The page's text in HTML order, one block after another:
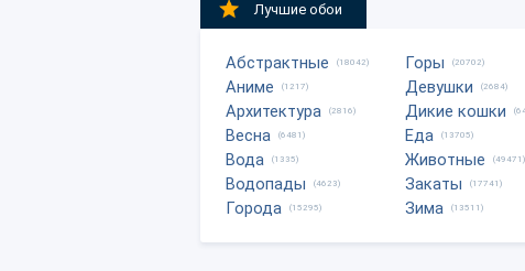
Лучшие обои
Абстрактные (18042)
Аниме (1217)
Архитектура (2816)
Весна (6481)
Вода (1335)
Водопады (4623)
Города (15295)
Горы (20702)
Девушки (2684)
Дикие кошки
Еда (13705)
Животные (49471)
Закаты (17741)
Зима (13511)